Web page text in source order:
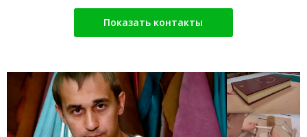
Показать контакты